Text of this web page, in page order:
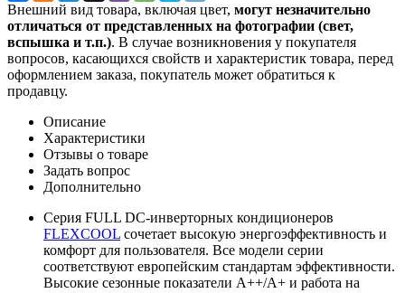
Внешний вид товара, включая цвет, могут незначительно
отличаться от представленных на фотографии (свет,
вспышка и т.п.). В случае возникновения у покупателя
вопросов, касающихся свойств и характеристик товара, перед
оформлением заказа, покупатель может обратиться к
продавцу.
Описание
Характеристики
Отзывы о товаре
Задать вопрос
Дополнительно
Серия FULL DC-инверторных кондиционеров
FLEXCOOL сочетает высокую энергоэффективность и
комфорт для пользователя. Все модели серии
соответствуют европейским стандартам эффективности.
Высокие сезонные показатели A++/A+ и работа на